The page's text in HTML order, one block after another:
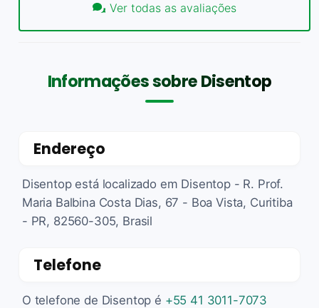
Ver todas as avaliações
Informações sobre Disentop
Endereço
Disentop está localizado em Disentop - R. Prof.
Maria Balbina Costa Dias, 67 - Boa Vista, Curitiba
- PR, 82560-305, Brasil
Telefone
O telefone de Disentop é +55 41 3011-7073